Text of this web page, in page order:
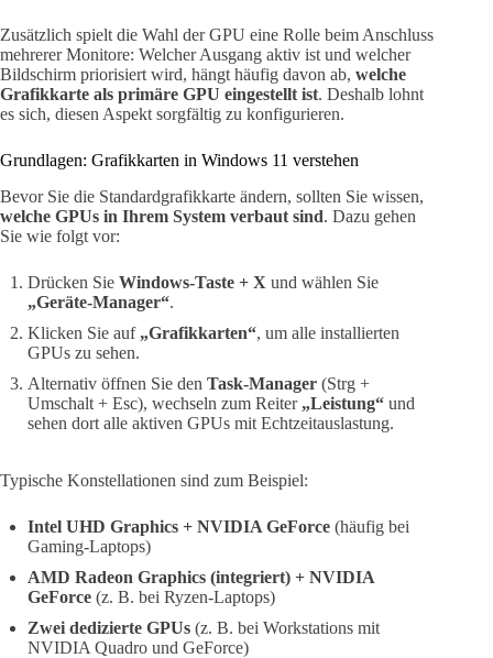
Zusätzlich spielt die Wahl der GPU eine Rolle beim Anschluss
mehrerer Monitore: Welcher Ausgang aktiv ist und welcher
Bildschirm priorisiert wird, hängt häufig davon ab, welche
Grafikkarte als primäre GPU eingestellt ist. Deshalb lohnt
es sich, diesen Aspekt sorgfältig zu konfigurieren.
Grundlagen: Grafikkarten in Windows 11 verstehen
Bevor Sie die Standardgrafikkarte ändern, sollten Sie wissen,
welche GPUs in Ihrem System verbaut sind. Dazu gehen
Sie wie folgt vor:
Drücken Sie Windows-Taste + X und wählen Sie
„Geräte-Manager“.
Klicken Sie auf „Grafikkarten“, um alle installierten
GPUs zu sehen.
Alternativ öffnen Sie den Task-Manager (Strg +
Umschalt + Esc), wechseln zum Reiter „Leistung“ und
sehen dort alle aktiven GPUs mit Echtzeitauslastung.
Typische Konstellationen sind zum Beispiel:
Intel UHD Graphics + NVIDIA GeForce (häufig bei
Gaming-Laptops)
AMD Radeon Graphics (integriert) + NVIDIA
GeForce (z. B. bei Ryzen-Laptops)
Zwei dedizierte GPUs (z. B. bei Workstations mit
NVIDIA Quadro und GeForce)